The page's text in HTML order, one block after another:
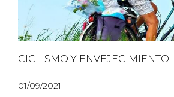
CICLISMO Y ENVEJECIMIENTO
01/09/2021